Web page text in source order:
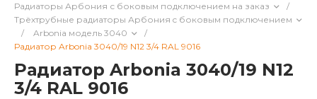
Радиаторы Арбония с боковым подключением на заказ
/
Трёхтрубные радиаторы Арбония c боковым подключением
/
Arbonia модель 3040
/
Радиатор Arbonia 3040/19 N12 3/4 RAL 9016
Радиатор Arbonia 3040/19 N12
3/4 RAL 9016